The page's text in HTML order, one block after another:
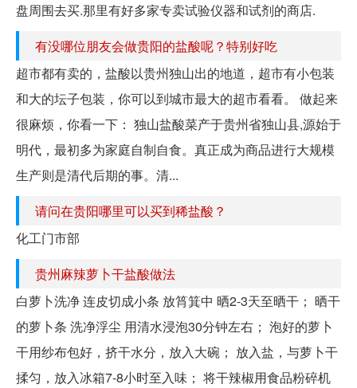
盘周围去买.那里有好多家专卖试验仪器和试剂的商店.
有没哪位朋友会做贵阳的盐酸呢？特别好吃
超市都有卖的，盐酸以贵州独山出的地道，超市有小包装
和大的坛子包装，你可以到城市最大的超市看看。 做起来
很麻烦，你看一下： 独山盐酸菜产于贵州省独山县,源始于
明代，最初多为家庭自制自食。真正成为商品进行大规模
生产则是清代后期的事。清...
请问在贵阳哪里可以买到稀盐酸？
化工门市部
贵州麻辣萝卜干盐酸做法
白萝卜洗净 连皮切成小条 放筲箕中 晒2-3天至晒干； 晒干
的萝卜条 洗净浮尘 用清水浸泡30分钟左右； 泡好的萝卜
干用纱布包好，挤干水分，放入大碗； 放入盐，与萝卜干
揉匀，放入冰箱7-8小时至入味； 将干辣椒用食品粉碎机